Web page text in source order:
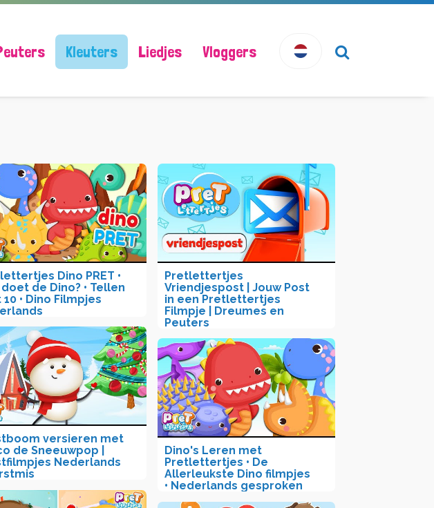
Kleuters Liedjes Vloggers
Dino PRET •
de Dino? • Tellen
• Dino Filmpjes
Pretlettertjes
Vriendjespost | Jouw Post
in een Pretlettertjes
Filmpje | Dreumes en
Peuters
versieren met
de Sneeuwpop |
Nederlands
Dino's Leren met
Pretlettertjes • De
Allerleukste Dino filmpjes
• Nederlands gesproken